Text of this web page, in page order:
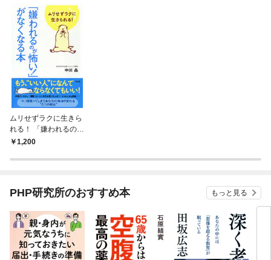
ムリせずラクに生きら
れる！ 「嫌われるのが
怖い！」がなくなる本
1,200
PHP研究所のおすすめ本 もっと見る